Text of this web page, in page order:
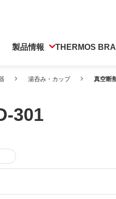
製品情報 THERMOS
湯呑み・カップ 真空断
301